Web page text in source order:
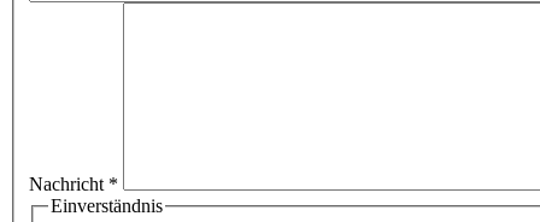
Nachricht *
Einverständnis